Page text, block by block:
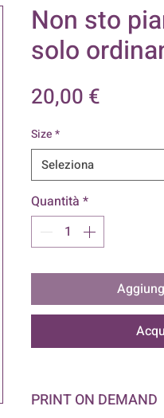
Non sto
solo
20,00 €
Size*
Seleziona
Quantità *
PRINT ON DEMAND